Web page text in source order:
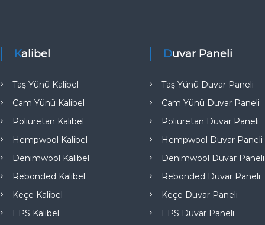
Kalibel
Taş Yünü Kalibel
Cam Yünü Kalibel
Poliüretan Kalibel
Hempwool Kalibel
Denimwool Kalibel
Rebonded Kalibel
Keçe Kalibel
EPS Kalibel
Duvar Paneli
Taş Yünü Duvar Paneli
Cam Yünü Duvar Paneli
Poliüretan Duvar Paneli
Hempwool Duvar Paneli
Denimwool Duvar Paneli
Rebonded Duvar Paneli
Keçe Duvar Paneli
EPS Duvar Paneli